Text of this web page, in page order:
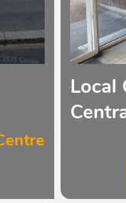
Local